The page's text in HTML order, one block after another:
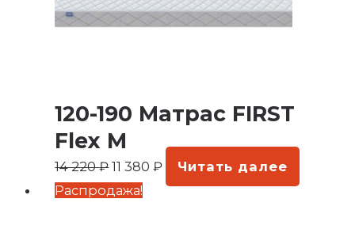
120-190 Матрас FIRST
Flex M
14 220₽ 11 380₽
Читать далее
Распродажа!Первоначальная
Текущая